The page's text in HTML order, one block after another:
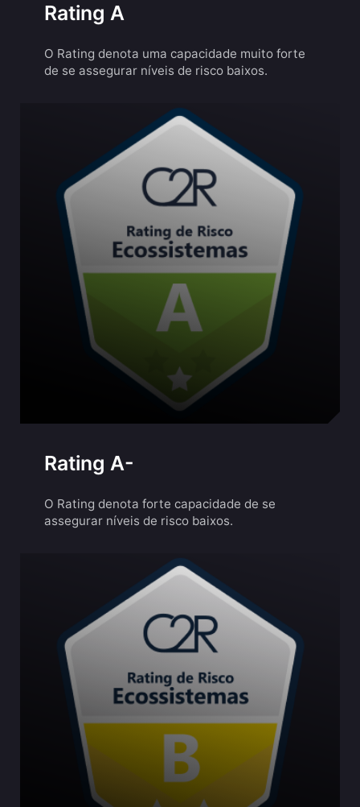
Rating A
O Rating denota uma capacidade muito forte
de se assegurar níveis de risco baixos.
Rating A-
O Rating denota forte capacidade de se
assegurar níveis de risco baixos.